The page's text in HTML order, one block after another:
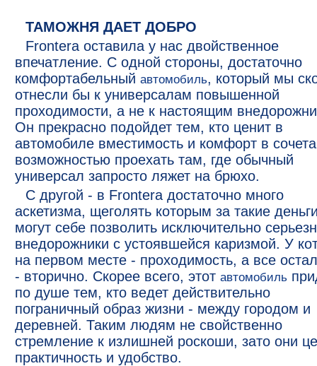
ТАМОЖНЯ ДАЕТ ДОБРО
Frontera оставила у нас двойственное
впечатление. С одной стороны, достаточно
комфортабельный автомобиль, который мы
отнесли бы к универсалам повышенной
проходимости, а не к настоящим
Он прекрасно подойдет тем, кто ценит в
автомобиле вместимость и комфорт в
возможностью проехать там, где обычный
универсал запросто ляжет на брюхо.
С другой - в Frontera достаточно много
аскетизма, щеголять которым за такие
могут себе позволить исключительно
внедорожники с устоявшейся каризмой. У
на первом месте - проходимость, а все
- вторично. Скорее всего, этот автомобиль
по душе тем, кто ведет действительно
пограничный образ жизни - между городом и
деревней. Таким людям не свойственно
стремление к излишней роскоши, зато они
практичность и удобство.